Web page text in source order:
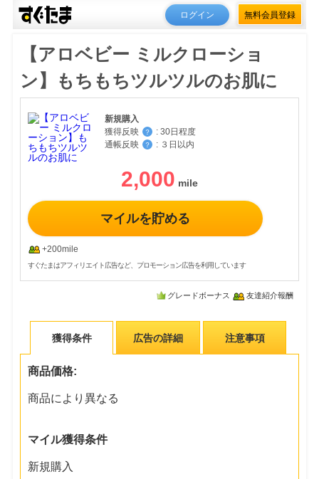
ログイン 無料会員登録
【アロベビー ミルクローショ
ン】もちもちツルツルのお肌に
新規購入
獲得反映
？ : 30日程度
通帳反映
？ : ３日以内
2,000
マイルを貯める
+200mile
すぐたまはアフィリエイト広告など、プロモーション広告を利用しています
グレードボーナス 友達紹介報酬
獲得条件 広告の詳細 注意事項
商品価格:
商品により異なる
マイル獲得条件
新規購入